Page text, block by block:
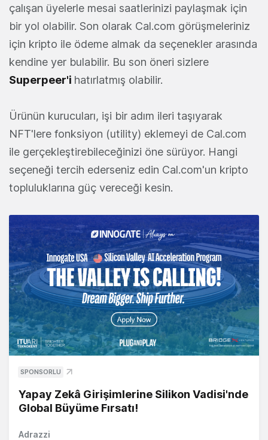
çalışan üyelerle mesai saatlerinizi paylaşmak için
bir yol olabilir. Son olarak Cal.com görüşmeleriniz
için kripto ile ödeme almak da seçenekler arasında
kendine yer bulabilir. Bu son öneri sizlere
Superpeer'i hatırlatmış olabilir.
Ürünün kurucuları, işi bir adım ileri taşıyarak
NFT'lere fonksiyon (utility) eklemeyi de Cal.com
ile gerçekleştirebileceğinizi öne sürüyor. Hangi
seçeneği tercih ederseniz edin Cal.com'un kripto
topluluklarına güç vereceği kesin.
SPONSORLU
Yapay Zekâ Girişimlerine Silikon Vadisi'nde
Global Büyüme Fırsatı!
Adrazzi